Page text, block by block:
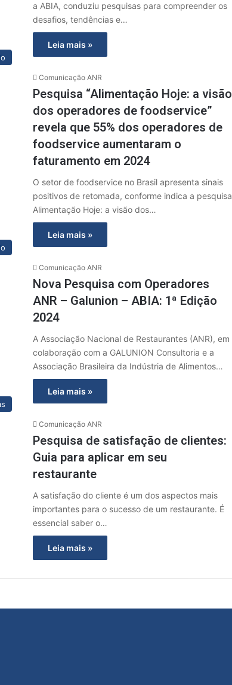
a ABIA, conduziu pesquisas para compreender os
desafios, tendências e…
Leia mais »
Comunicação ANR
Pesquisa “Alimentação Hoje: a visão
dos operadores de foodservice”
revela que 55% dos operadores de
foodservice aumentaram o
faturamento em 2024
O setor de foodservice no Brasil apresenta sinais
positivos de retomada, conforme indica a pesquisa
Alimentação Hoje: a visão dos…
Leia mais »
Comunicação ANR
Nova Pesquisa com Operadores
ANR – Galunion – ABIA: 1ª Edição
2024
A Associação Nacional de Restaurantes (ANR), em
colaboração com a GALUNION Consultoria e a
Associação Brasileira da Indústria de Alimentos…
Leia mais »
Comunicação ANR
Pesquisa de satisfação de clientes:
Guia para aplicar em seu
restaurante
A satisfação do cliente é um dos aspectos mais
importantes para o sucesso de um restaurante. É
essencial saber o…
Leia mais »